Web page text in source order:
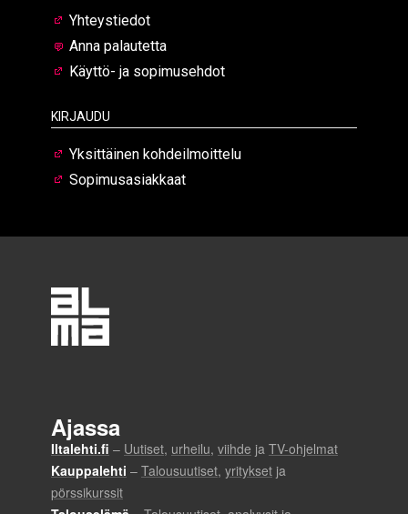
Yhteystiedot
Anna palautetta
Käyttö- ja sopimusehdot
Kirjaudu
Yksittäinen kohdeilmoittelu
Sopimusasiakkaat